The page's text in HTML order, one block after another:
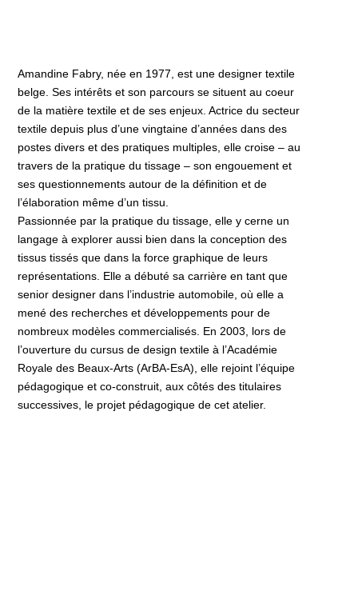
Amandine Fabry, née en 1977, est une designer textile
belge. Ses intérêts et son parcours se situent au coeur
de la matière textile et de ses enjeux. Actrice du secteur
textile depuis plus d’une vingtaine d’années dans des
postes divers et des pratiques multiples, elle croise – au
travers de la pratique du tissage – son engouement et
ses questionnements autour de la définition et de
l’élaboration même d’un tissu.
Passionnée par la pratique du tissage, elle y cerne un
langage à explorer aussi bien dans la conception des
tissus tissés que dans la force graphique de leurs
représentations. Elle a débuté sa carrière en tant que
senior designer dans l’industrie automobile, où elle a
mené des recherches et développements pour de
nombreux modèles commercialisés. En 2003, lors de
l’ouverture du cursus de design textile à l’Académie
Royale des Beaux-Arts (ArBA-EsA), elle rejoint l’équipe
pédagogique et co-construit, aux côtés des titulaires
successives, le projet pédagogique de cet atelier.